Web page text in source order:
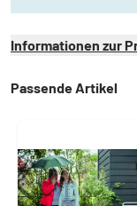
Informationen zur
Passende Artikel